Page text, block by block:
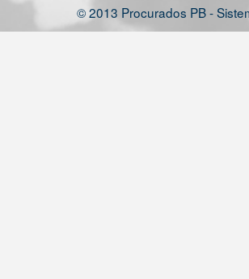
© 2013 Procurados PB -